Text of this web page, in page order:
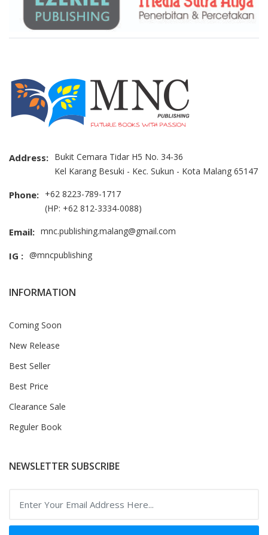
Address: Bukit Cemara Tidar H5 No. 34-36
Kel Karang Besuki - Kec. Sukun - Kota Malang 65147
Phone: +62 8223-789-1717
(HP: +62 812-3334-0088)
Email: mnc.publishing.malang@gmail.com
IG : @mncpublishing
INFORMATION
Coming Soon
New Release
Best Seller
Best Price
Clearance Sale
Reguler Book
NEWSLETTER SUBSCRIBE